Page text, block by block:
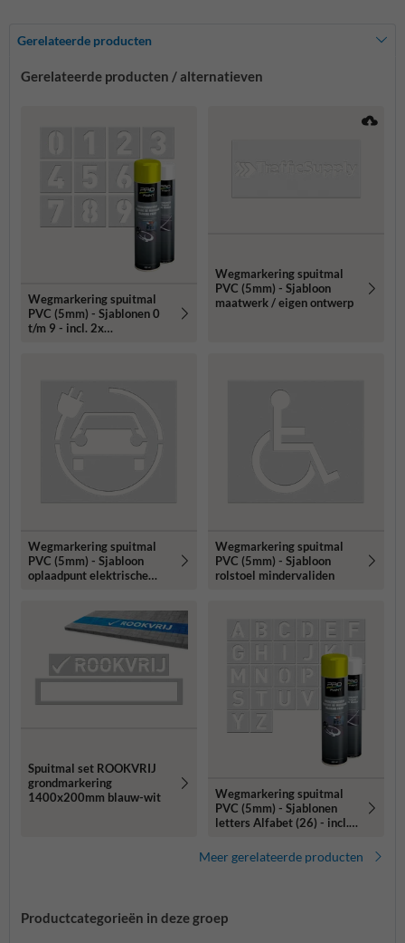
Gerelateerde producten
Gerelateerde producten / alternatieven
Wegmarkering spuitmal
PVC (5mm) - Sjablonen 0
t/m 9 - incl. 2x
Wegmarkering spuitmal
PVC (5mm) - Sjabloon
maatwerk / eigen ontwerp
Wegmarkering spuitmal
PVC (5mm) - Sjabloon
oplaadpunt elektrische
Wegmarkering spuitmal
PVC (5mm) - Sjabloon
rolstoel mindervaliden
Spuitmal set ROOKVRIJ
grondmarkering
1400x200mm blauw-wit
Wegmarkering spuitmal
PVC (5mm) - Sjablonen
letters Alfabet (26) - incl.
wit/geel
Meer gerelateerde producten
Productcategorieën in deze groep